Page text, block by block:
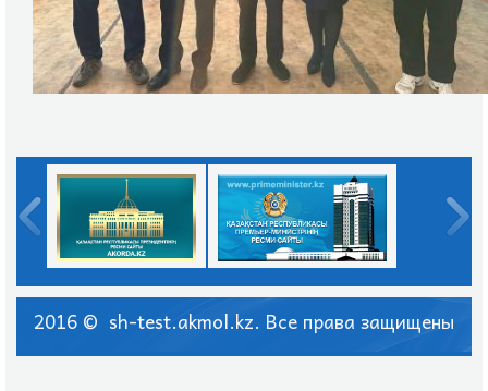
2016 © sh-test.akmol.kz. Все права защищены